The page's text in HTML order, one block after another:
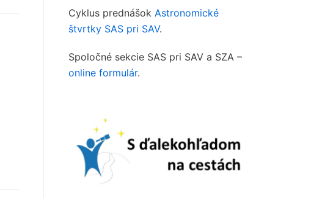
Cyklus prednášok Astronomické
štvrtky SAS pri SAV.
Spoločné sekcie SAS pri SAV a SZA –
online formulár.